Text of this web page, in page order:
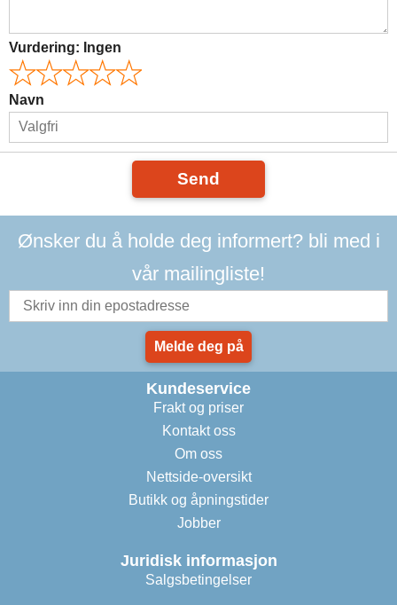
Vurdering: Ingen
Navn
Send
Ønsker du å holde deg informert? bli med i
vår mailingliste!
Melde deg på
Kundeservice
Frakt og priser
Kontakt oss
Om oss
Nettside-oversikt
Butikk og åpningstider
Jobber
Juridisk informasjon
Salgsbetingelser